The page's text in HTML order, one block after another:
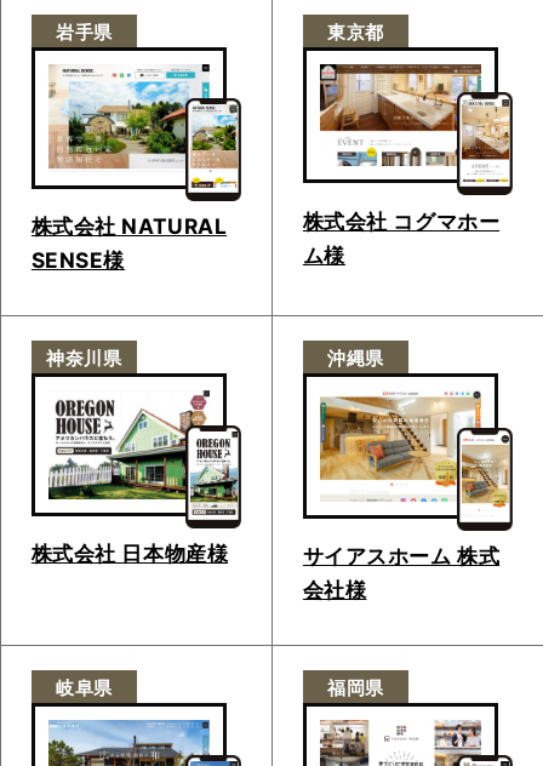
岩手県
株式会社 NATURAL
SENSE様
東京都
株式会社 コグマホー
ム様
神奈川県
株式会社 日本物産様
沖縄県
サイアスホーム 株式
会社様
岐阜県 福岡県